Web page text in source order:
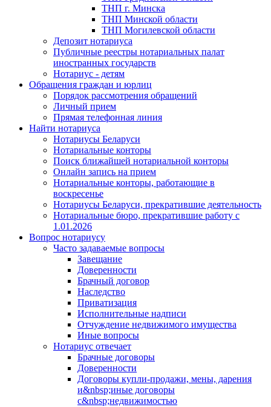
ТНП г. Минска
ТНП Минской области
ТНП Могилевской области
Депозит нотариуса
Публичные реестры нотариальных палат
иностранных государств
Нотариус - детям
Обращения граждан и юрлиц
Порядок рассмотрения обращений
Личный прием
Прямая телефонная линия
Найти нотариуса
Нотариусы Беларуси
Нотариальные конторы
Поиск ближайшей нотариальной конторы
Онлайн запись на прием
Нотариальные конторы, работающие в
воскресенье
Нотариусы Беларуси, прекратившие деятельность
Нотариальные бюро, прекратившие работу с
1.01.2026
Вопрос нотариусу
Часто задаваемые вопросы
Завещание
Доверенности
Брачный договор
Наследство
Приватизация
Исполнительные надписи
Отчуждение недвижимого имущества
Иные вопросы
Нотариус отвечает
Брачные договоры
Доверенности
Договоры купли-продажи, мены, дарения
и&nbsp;иные договоры
с&nbsp;недвижимостью